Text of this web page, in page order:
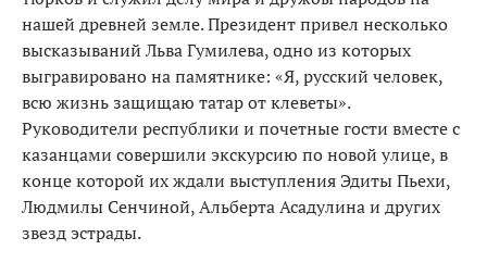
нашей древней земле. Президент привел несколько
высказываний Льва Гумилева, одно из которых
выгравировано на памятнике: «Я, русский человек,
всю жизнь защищаю татар от клеветы».
Руководители республики и почетные гости вместе с
казанцами совершили экскурсию по новой улице, в
конце которой их ждали выступления Эдиты Пьехи,
Людмилы Сенчиной, Альберта Асадулина и других
звезд эстрады.